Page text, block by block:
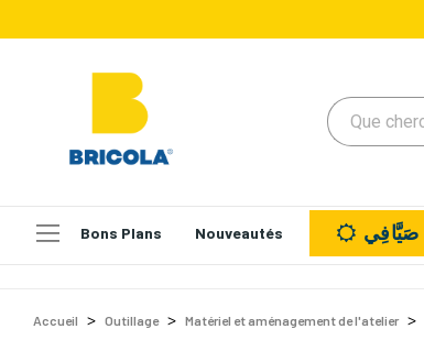
Bons Plans Nouveautés صَيَّافِي
Accueil Outillage Matériel et aménagement de l'atelier